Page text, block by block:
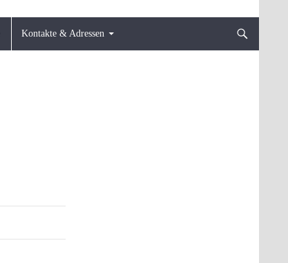
Kontakte & Adressen